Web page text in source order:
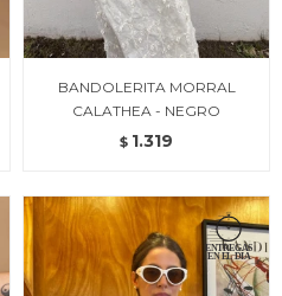
BANDOLERITA MORRAL
CALATHEA - NEGRO
$ 1.319